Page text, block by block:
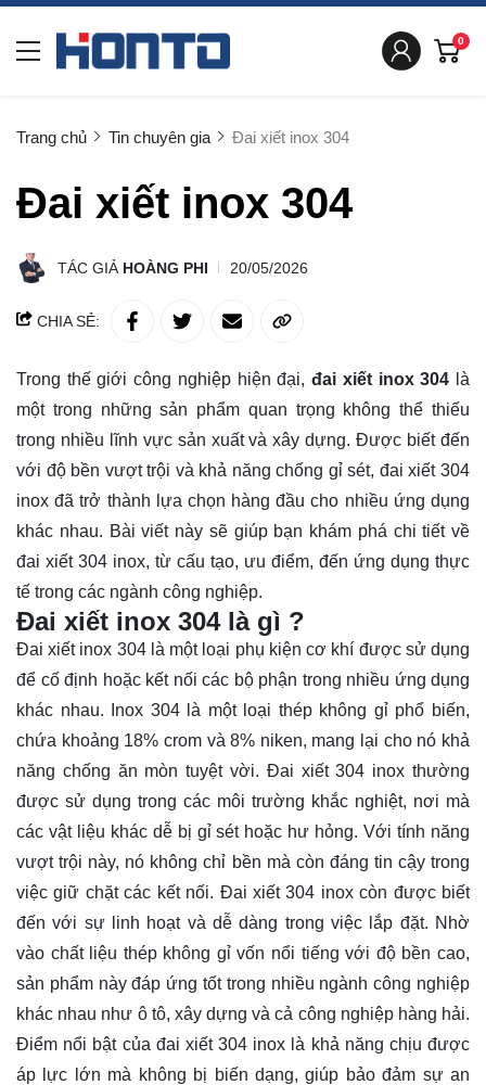
0
Trang chủ Tin chuyên gia Đai xiết inox 304
Đai xiết inox 304
TÁC GIẢ HOÀNG PHI 20/05/2026
CHIA SẺ:
Trong thế giới công nghiệp hiện đại,đai xiết inox 304 là
một trong những sản phẩm quan trọng không thể thiếu
trong nhiều lĩnh vực sản xuất và xây dựng. Được biết đến
với độ bền vượt trội và khả năng chống gỉ sét, đai xiết 304
inox đã trở thành lựa chọn hàng đầu cho nhiều ứng dụng
khác nhau. Bài viết này sẽ giúp bạn khám phá chi tiết về
đai xiết 304 inox, từ cấu tạo, ưu điểm, đến ứng dụng thực
tế trong các ngành công nghiệp.
Đai xiết inox 304 là gì ?
Đai xiết inox 304 là một loại phụ kiện cơ khí được sử dụng
để cố định hoặc kết nối các bộ phận trong nhiều ứng dụng
khác nhau. Inox 304 là một loại thép không gỉ phổ biến,
chứa khoảng 18% crom và 8% niken, mang lại cho nó khả
năng chống ăn mòn tuyệt vời. Đai xiết 304 inox thường
được sử dụng trong các môi trường khắc nghiệt, nơi mà
các vật liệu khác dễ bị gỉ sét hoặc hư hỏng. Với tính năng
vượt trội này, nó không chỉ bền mà còn đáng tin cậy trong
việc giữ chặt các kết nối. Đai xiết 304 inox còn được biết
đến với sự linh hoạt và dễ dàng trong việc lắp đặt. Nhờ
vào chất liệu thép không gỉ vốn nổi tiếng với độ bền cao,
sản phẩm này đáp ứng tốt trong nhiều ngành công nghiệp
khác nhau như ô tô, xây dựng và cả công nghiệp hàng hải.
Điểm nổi bật của đai xiết 304 inox là khả năng chịu được
áp lực lớn mà không bị biến dạng, giúp bảo đảm sự an